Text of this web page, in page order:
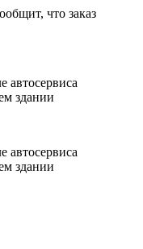
что заказ
автосервиса
здании
автосервиса
здании